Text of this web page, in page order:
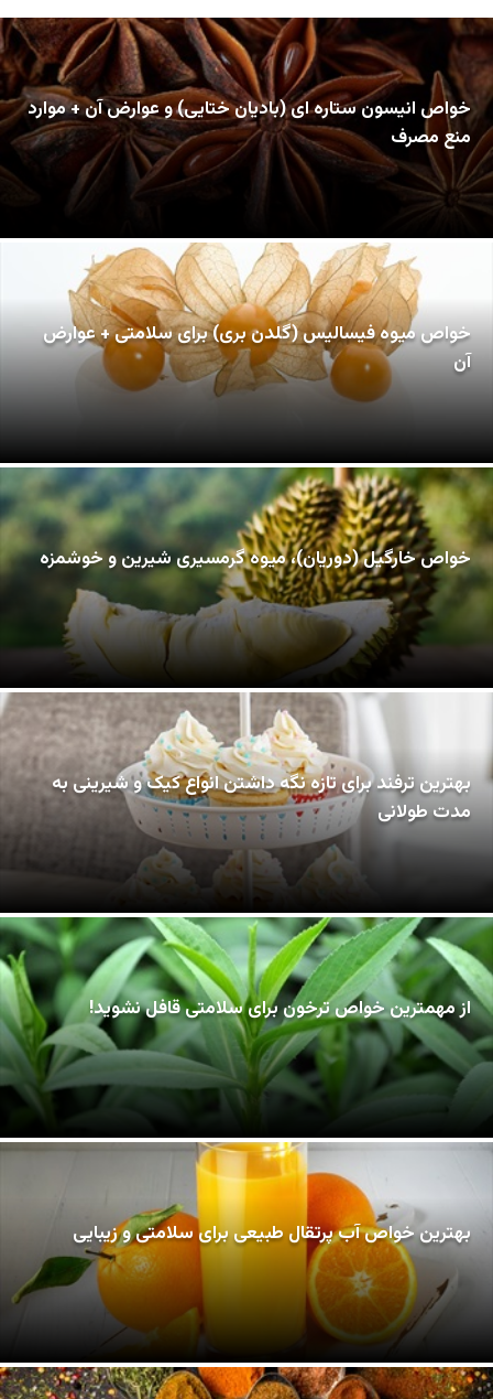
خواص انیسون ستاره ای (بادیان ختایی) و عوارض آن + موارد
منع مصرف
خواص میوه فیسالیس (گلدن بری) برای سلامتی + عوارض
آن
خواص خارگیل (دوریان)، میوه گرمسیری شیرین و خوشمزه
بهترین ترفند برای تازه نگه داشتن انواع کیک و شیرینی به
مدت طولانی
از مهمترین خواص ترخون برای سلامتی قافل نشوید!
بهترین خواص آب پرتقال طبیعی برای سلامتی و زیبایی